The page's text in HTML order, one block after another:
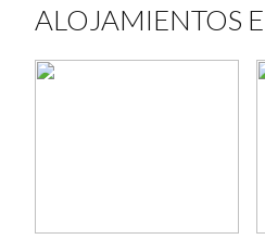
ALOJAMIENTOS